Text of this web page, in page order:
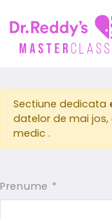
Sectiune dedicata
datelor de mai
medic .
Prenume *